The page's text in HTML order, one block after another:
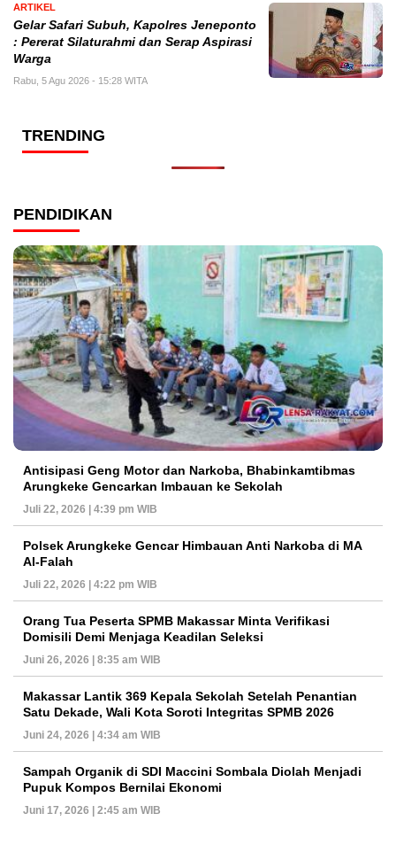
ARTIKEL
Gelar Safari Subuh, Kapolres Jeneponto
: Pererat Silaturahmi dan Serap Aspirasi
Warga
Rabu, 5 Agu 2026 - 15:28 WITA
TRENDING
PENDIDIKAN
Antisipasi Geng Motor dan Narkoba, Bhabinkamtibmas
Arungkeke Gencarkan Imbauan ke Sekolah
Juli 22, 2026 | 4:39 pm WIB
Polsek Arungkeke Gencar Himbauan Anti Narkoba di MA
Al-Falah
Juli 22, 2026 | 4:22 pm WIB
Orang Tua Peserta SPMB Makassar Minta Verifikasi
Domisili Demi Menjaga Keadilan Seleksi
Juni 26, 2026 | 8:35 am WIB
Makassar Lantik 369 Kepala Sekolah Setelah Penantian
Satu Dekade, Wali Kota Soroti Integritas SPMB 2026
Juni 24, 2026 | 4:34 am WIB
Sampah Organik di SDI Maccini Sombala Diolah Menjadi
Pupuk Kompos Bernilai Ekonomi
Juni 17, 2026 | 2:45 am WIB